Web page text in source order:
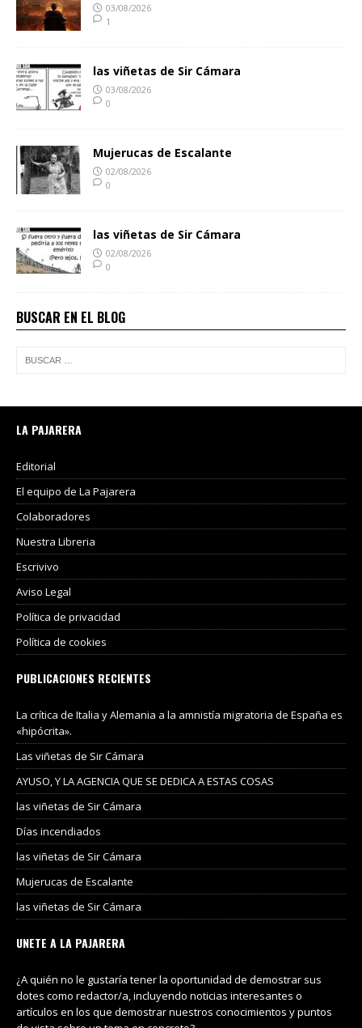
03/08/2026
1
las viñetas de Sir Cámara
03/08/2026
0
Mujerucas de Escalante
02/08/2026
0
las viñetas de Sir Cámara
02/08/2026
0
BUSCAR EN EL BLOG
LA PAJARERA
Editorial
El equipo de La Pajarera
Colaboradores
Nuestra Libreria
Escrivivo
Aviso Legal
Política de privacidad
Política de cookies
PUBLICACIONES RECIENTES
La crítica de Italia y Alemania a la amnistía migratoria de España es
«hipócrita».
Las viñetas de Sir Cámara
AYUSO, Y LA AGENCIA QUE SE DEDICA A ESTAS COSAS
las viñetas de Sir Cámara
Días incendiados
las viñetas de Sir Cámara
Mujerucas de Escalante
las viñetas de Sir Cámara
UNETE A LA PAJARERA
¿A quién no le gustaría tener la oportunidad de demostrar sus
dotes como redactor/a, incluyendo noticias interesantes o
artículos en los que demostrar nuestros conocimientos y puntos